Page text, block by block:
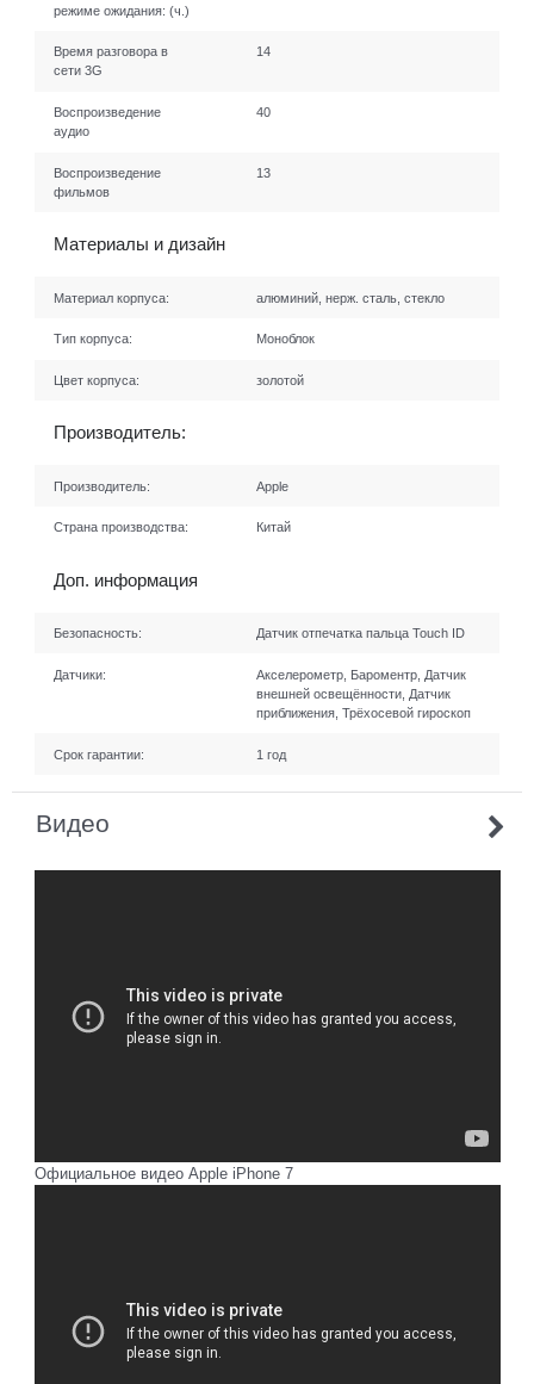
режиме ожидания: (ч.)
Время разговора в
сети 3G
14
Воспроизведение
аудио
40
Воспроизведение
фильмов
13
Материалы и дизайн
Материал корпуса: алюминий, нерж. сталь, стекло
Тип корпуса: Моноблок
Цвет корпуса: золотой
Производитель:
Производитель: Apple
Страна производства: Китай
Доп. информация
Безопасность: Датчик отпечатка пальца Touch ID
Датчики:
Акселерометр, Бароментр, Датчик
внешней освещённости, Датчик
приближения, Трёхосевой гироскоп
Срок гарантии: 1 год
Видео
Официальное видео Apple iPhone 7